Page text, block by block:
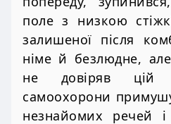
поле з низкою
залишеної після
німе й безлюдне,
не довіряв цій
самоохорони
незнайомих речей